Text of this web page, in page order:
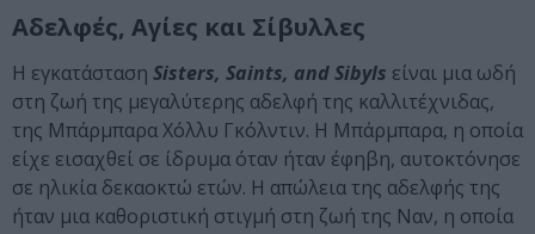
Αδελφές, Αγίες και Σίβυλλες
Η εγκατάσταση Sisters, Saints, and Sibyls είναι μια ωδή
στη ζωή της μεγαλύτερης αδελφή της καλλιτέχνιδας,
της Μπάρμπαρα Χόλλυ Γκόλντιν. Η Μπάρμπαρα, η οποία
είχε εισαχθεί σε ίδρυμα όταν ήταν έφηβη, αυτοκτόνησε
σε ηλικία δεκαοκτώ ετών. Η απώλεια της αδελφής της
ήταν μια καθοριστική στιγμή στη ζωή της Ναν, η οποία